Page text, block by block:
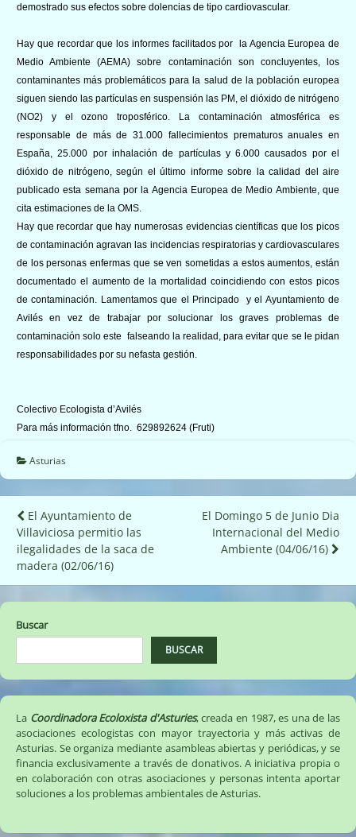
demostrado sus efectos sobre dolencias de tipo cardiovascular.
Hay que recordar que los informes facilitados por la Agencia Europea de
Medio Ambiente (AEMA) sobre contaminación son concluyentes, los
contaminantes más problemáticos para la salud de la población europea
siguen siendo las partículas en suspensión las PM, el dióxido de nitrógeno
(NO2) y el ozono troposférico. La contaminación atmosférica es
responsable de más de 31.000 fallecimientos prematuros anuales en
España, 25.000 por inhalación de partículas y 6.000 causados por el
dióxido de nitrógeno, según el último informe sobre la calidad del aire
publicado esta semana por la Agencia Europea de Medio Ambiente, que
cita estimaciones de la OMS.
Hay que recordar que hay numerosas evidencias científicas que los picos
de contaminación agravan las incidencias respiratorias y cardiovasculares
de los personas enfermas que se ven sometidas a estos aumentos, están
documentado el aumento de la mortalidad coincidiendo con estos picos
de contaminación. Lamentamos que el Principado y el Ayuntamiento de
Avilés en vez de trabajar por solucionar los graves problemas de
contaminación solo este falseando la realidad, para evitar que se le pidan
responsabilidades por su nefasta gestión.
Colectivo Ecologista d’Avilés
Para más información tfno. 629892624 (Fruti)
Asturias
Navegación
de
entradas
El Ayuntamiento de
Villaviciosa permitio las
ilegalidades de la saca de
madera (02/06/16)
El Domingo 5 de Junio Dia
Internacional del Medio
Ambiente (04/06/16)
Buscar
BUSCAR
La Coordinadora Ecoloxista d'Asturies, creada en 1987, es una de las
asociaciones ecologistas con mayor trayectoria y más activas de
Asturias. Se organiza mediante asambleas abiertas y periódicas, y se
financia exclusivamente a través de donativos. A iniciativa propia o
en colaboración con otras asociaciones y personas intenta aportar
soluciones a los problemas ambientales de Asturias.